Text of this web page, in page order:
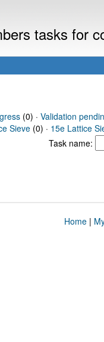
tasks for
(0) · Validation
Sieve (0) · 15e Lattice
Task name:
Home|